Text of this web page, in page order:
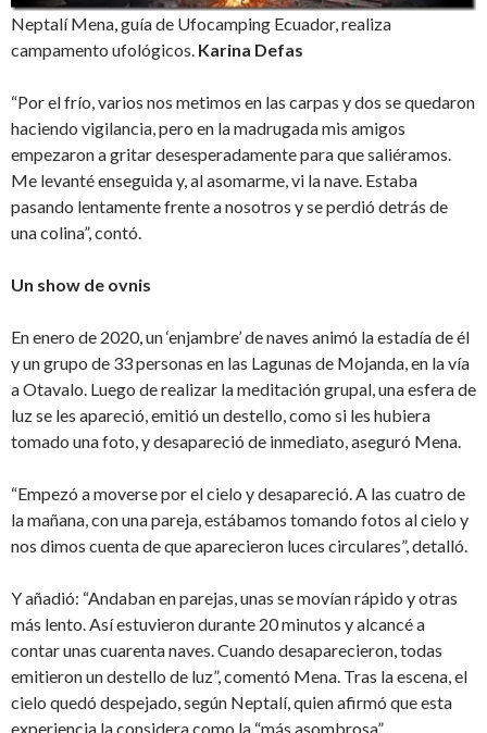
Neptalí Mena, guía de Ufocamping Ecuador, realiza
campamento ufológicos. Karina Defas
“Por el frío, varios nos metimos en las carpas y dos se quedaron
haciendo vigilancia, pero en la madrugada mis amigos
empezaron a gritar desesperadamente para que saliéramos.
Me levanté enseguida y, al asomarme, vi la nave. Estaba
pasando lentamente frente a nosotros y se perdió detrás de
una colina”, contó.
Un show de ovnis
En enero de 2020, un ‘enjambre’ de naves animó la estadía de él
y un grupo de 33 personas en las Lagunas de Mojanda, en la vía
a Otavalo. Luego de realizar la meditación grupal, una esfera de
luz se les apareció, emitió un destello, como si les hubiera
tomado una foto, y desapareció de inmediato, aseguró Mena.
“Empezó a moverse por el cielo y desapareció. A las cuatro de
la mañana, con una pareja, estábamos tomando fotos al cielo y
nos dimos cuenta de que aparecieron luces circulares”, detalló.
Y añadió: “Andaban en parejas, unas se movían rápido y otras
más lento. Así estuvieron durante 20 minutos y alcancé a
contar unas cuarenta naves. Cuando desaparecieron, todas
emitieron un destello de luz”, comentó Mena. Tras la escena, el
cielo quedó despejado, según Neptalí, quien afirmó que esta
experiencia la considera como la “más asombrosa”.